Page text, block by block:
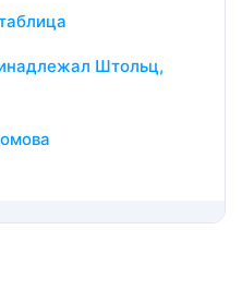
Штольц,